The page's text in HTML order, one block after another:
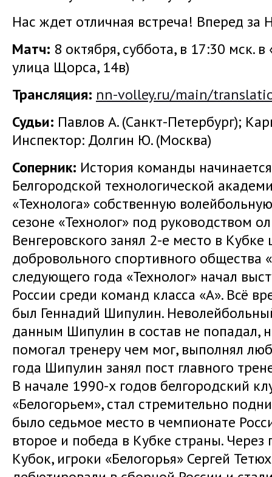
Нас ждет отличная встреча! Вперед
Матч: 8 октября, суббота, в 17:30 мск.
улица Щорса, 14в)
Трансляция: nn-volley.ru/main/
Судьи: Павлов А. (Санкт-Петербург);
Инспектор: Долгин Ю. (Москва)
Соперник: История команды
Белгородской технологической
«Технолога» собственную
сезоне «Технолог» под руководством
Венгеровского занял 2-е место в Кубке
добровольного спортивного общества
следующего года «Технолог» начал
России среди команд класса «А». Всё
был Геннадий Шипулин.
данным Шипулин в состав не попадал,
помогал тренеру чем мог, выполнял
года Шипулин занял пост главного
В начале 1990-х годов белгородский
«Белогорьем», стал стремительно
было седьмое место в чемпионате
второе и победа в Кубке страны.
Кубок, игроки «Белогорья» Сергей